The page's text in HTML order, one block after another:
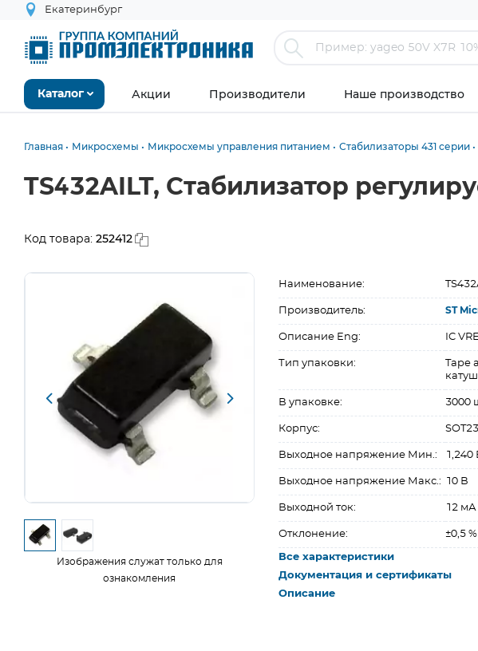
Екатеринбург
Каталог Акции Производители Наше производство
Главная Микросхемы Микросхемы управления питанием Стабилизаторы 431 серии
TS432AILT, Стабилизатор
Код товара: 252412
Изображения служат только для
ознакомления
Наименование:
Производитель: ST
Описание Eng: IC
Тип упаковки:
Tape
В упаковке: 3000
Корпус:
Выходное напряжение Мин.: 1,240
Выходное напряжение Макс.: 10 В
Выходной ток: 12 мА
Отклонение: ±0,5 %
Все характеристики
Документация и сертификаты
Описание